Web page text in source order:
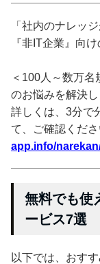
「社内のナレッ
『非IT企業』向
＜100人～数万
のお悩みを解決し
詳しくは、3分で
て、ご確認くださ
app.info/
無料でも使
ービス7選
以下では、おす